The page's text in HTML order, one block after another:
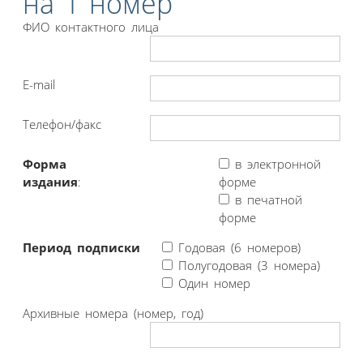
ФИО контактного лица
E-mail
Телефон/факс
Форма
издания:
в электронной
форме
в печатной
форме
Период подписки
Годовая (6 номеров)
Полугодовая (3 номера)
Один номер
Архивные номера (номер, год)